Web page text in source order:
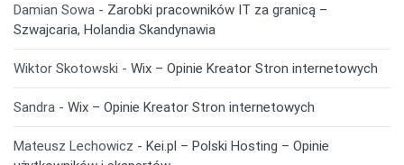
Damian Sowa - Zarobki pracowników IT za granicą –
Szwajcaria, Holandia Skandynawia
Wiktor Skotowski - Wix – Opinie Kreator Stron internetowych
Sandra - Wix – Opinie Kreator Stron internetowych
Mateusz Lechowicz - Kei.pl – Polski Hosting – Opinie